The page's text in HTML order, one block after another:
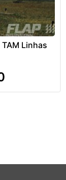
Linhas